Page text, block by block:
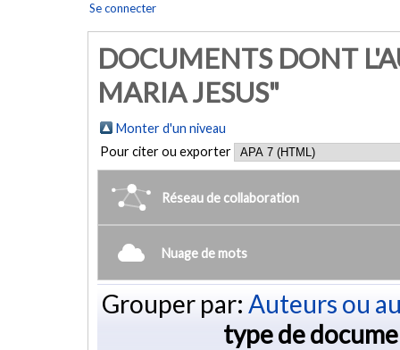
Se connecter
DOCUMENTS DONT
MARIA JESUS"
Monter d'un niveau
Pour citer ou exporter
Réseau de collaboration
Nuage de mots
Grouper par: Auteurs ou
type de